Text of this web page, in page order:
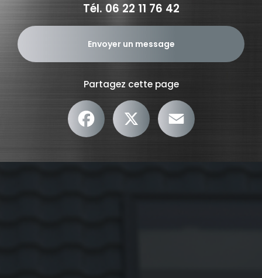
Tél. 06 22 11 76 42
Envoyer un message
Partagez cette page
Facebook